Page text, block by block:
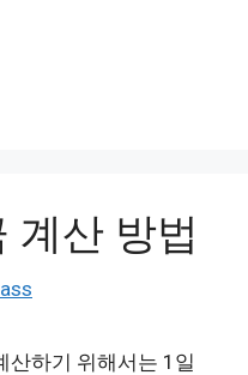
계산 방법
산하기 위해서는 1일